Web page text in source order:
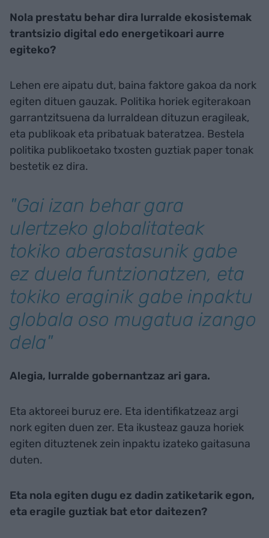
Nola prestatu behar dira lurralde ekosistemak
trantsizio digital edo energetikoari aurre
egiteko?
Lehen ere aipatu dut, baina faktore gakoa da nork
egiten dituen gauzak. Politika horiek egiterakoan
garrantzitsuena da lurraldean dituzun eragileak,
eta publikoak eta pribatuak bateratzea. Bestela
politika publikoetako txosten guztiak paper tonak
bestetik ez dira.
"Gai izan behar gara
ulertzeko globalitateak
tokiko aberastasunik gabe
ez duela funtzionatzen, eta
tokiko eraginik gabe inpaktu
globala oso mugatua izango
dela"
Alegia, lurralde gobernantzaz ari gara.
Eta aktoreei buruz ere. Eta identifikatzeaz argi
nork egiten duen zer. Eta ikusteaz gauza horiek
egiten dituztenek zein inpaktu izateko gaitasuna
duten.
Eta nola egiten dugu ez dadin zatiketarik egon,
eta eragile guztiak bat etor daitezen?